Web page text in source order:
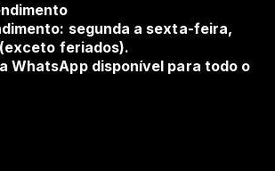
segunda a sexta-feira,
feriados).
WhatsApp disponível para todo o